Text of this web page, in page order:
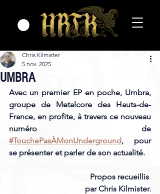
UMBRA
Chris Kilmister
5 nov. 2025
Avec un premier EP en poche, Umbra,
groupe de Metalcore des Hauts-de-
France, en profite, à travers ce nouveau
numéro de
#TouchePasÀMonUnderground, pour
se présenter et parler de son actualité.
par Chris Kilmister.